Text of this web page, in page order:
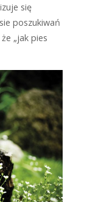
się
poszukiwań
„jak pies